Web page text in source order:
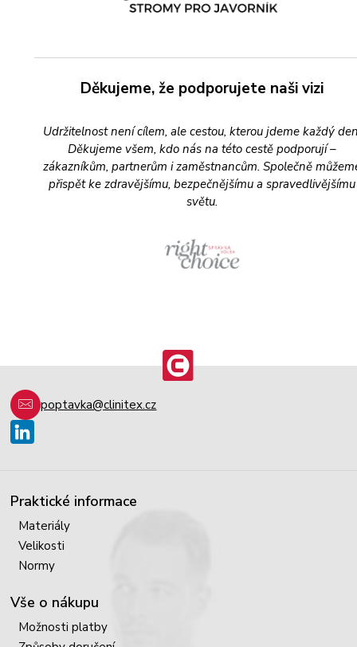
Děkujeme, že podporujete naši vizi
Udržitelnost není cílem, ale cestou, kterou jdeme každý
Děkujeme všem, kdo nás na této cestě podporují –
zákazníkům, partnerům i zaměstnancům. Společně
přispět ke zdravějšímu, bezpečnějšímu a spravedlivějšímu
světu.
poptavka@clinitex.cz
Praktické informace
Materiály
Velikosti
Normy
Vše o nákupu
Možnosti platby